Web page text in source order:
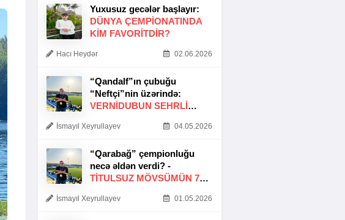
Yuxusuz gecələr başlayır:
DÜNYA ÇEMPIONATINDA
KIM FAVORITDIR?
Hacı Heydər 02.06.2026
“Qandalf”ın çubuğu
“Neftçi”nin üzərində:
VERNİDUBUN SEHRLİ
İsmayıl Xeyrullayev 04.05.2026
“Qarabağ” çempionluğu
necə əldən verdi? -
TITULSUZ MÖVSÜMÜN 7
İsmayıl Xeyrullayev 01.05.2026